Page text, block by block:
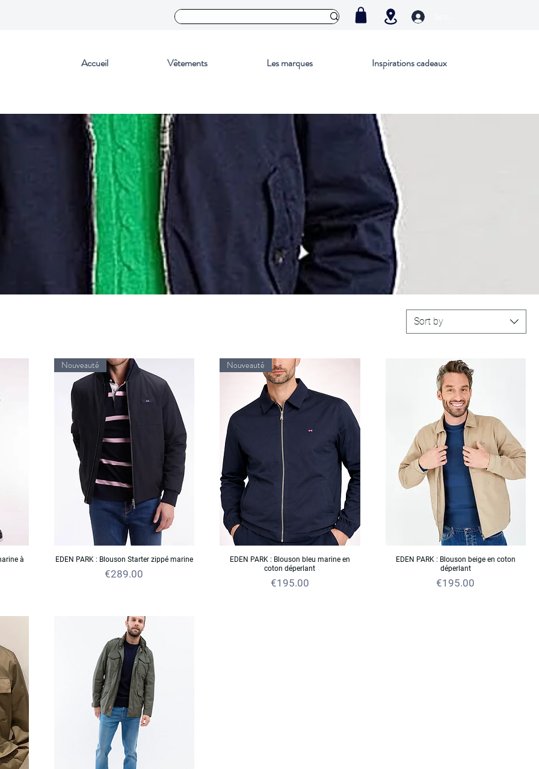
Accueil Vêtements Les marques Inspirations cadeaux
Sort by
à
Nouveauté
EDEN PARK : Blouson Starter zippé marine
Price
€289.00
Nouveauté
EDEN PARK : Blouson bleu marine en
coton déperlant
Price
€195.00
EDEN PARK : Blouson beige en coton
déperlant
Price
€195.00